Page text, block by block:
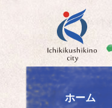
いちき串木野市
ホーム